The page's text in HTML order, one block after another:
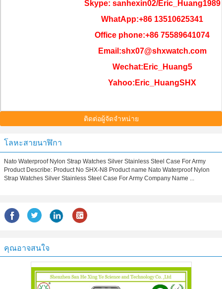
Skype: sanhexin02/Eric_Huang1989
WhatApp:+86 13510625341
Office phone:+86 75589641074
Email:shx07@shxwatch.com
Wechat:Eric_Huang5
Yahoo:Eric_HuangSHX
ติดต่อผู้จัดจำหน่าย
โลหะสายนาฬิกา
Nato Waterproof Nylon Strap Watches Silver Stainless Steel Case For Army
Product Describe: Product No SHX-N8 Product name Nato Waterproof Nylon
Strap Watches Silver Stainless Steel Case For Army Company Name ...
คุณอาจสนใจ